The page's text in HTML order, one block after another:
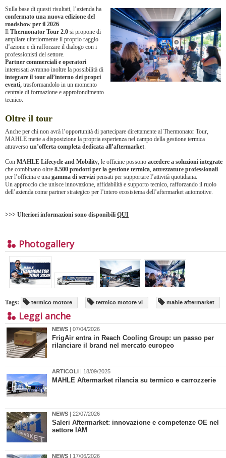
Sulla base di questi risultati, l’azienda ha
confermato una nuova edizione del
roadshow per il 2026
Il Thermonator Tour 2.0 si propone di
ampliare ulteriormente il proprio raggio
d’azione e di rafforzare il dialogo con i
professionisti del settore.
Partner commerciali e operatori
interessati avranno inoltre la possibilità di
integrare il tour all’interno dei propri
eventi, trasformandolo in un momento
centrale di formazione e approfondimento
tecnico.
Oltre il tour
Anche per chi non avrà l’opportunità di partecipare direttamente al Thermonator Tour,
MAHLE mette a disposizione la propria esperienza nel campo della gestione termica
attraverso un’offerta completa dedicata all’aftermarket
Con MAHLE Lifecycle and Mobility , le officine possono accedere a soluzioni integrate
che combinano oltre 8.500 prodotti per la gestione termica attrezzature professionali
per l’officina e una gamma di servizi pensati per supportare l’attività quotidiana.
Un approccio che unisce innovazione, affidabilità e supporto tecnico, rafforzando il ruolo
dell’azienda come partner strategico per l’intero ecosistema dell’aftermarket automotive.
>>> Ulteriori informazioni sono disponibili QUI
Photogallery
Tags: termico motore termico motore vi mahle aftermarket
Leggi anche
NEWS | 07/04/2026
FrigAir entra in Reach Cooling Group: un passo per
rilanciare il brand nel mercato europeo
ARTICOLI | 18/09/2025
MAHLE Aftermarket rilancia su termico e carrozzerie
NEWS | 22/07/2026
​Saleri Aftermarket: innovazione e competenze OE nel
settore IAM
NEWS | 17/06/2026